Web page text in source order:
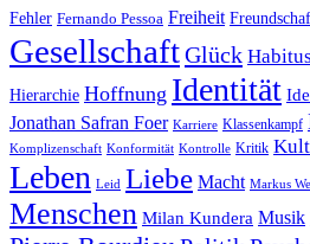
Fehler Fernando Pessoa Freiheit
GesellschaftGlück Habitus
Hierarchie Hoffnung Identität
Jonathan Safran Foer Karriere Klassenkampf
Komplizenschaft Konformität Kontrolle Kritik
Leben Leid Liebe Macht Markus
Menschen Milan Kundera Musik